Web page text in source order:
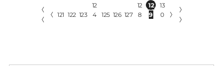
〈
〈
〈 121 122 123
12
4
125 126 127
12
8
12
9
13
0
〉
〉
〉